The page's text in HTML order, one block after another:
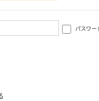
パスワー